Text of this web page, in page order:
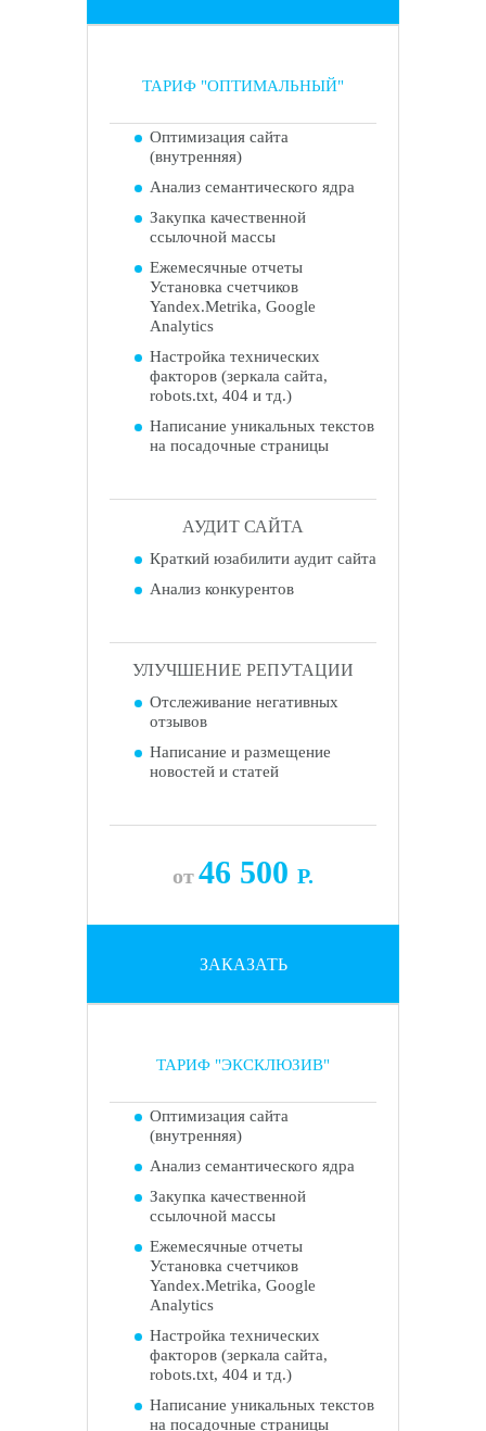
ТАРИФ "ОПТИМАЛЬНЫЙ"
Оптимизация сайта
(внутренняя)
Анализ семантического ядра
Закупка качественной
ссылочной массы
Ежемесячные отчеты
Установка счетчиков
Yandex.Metrika, Google
Analytics
Настройка технических
факторов (зеркала сайта,
robots.txt, 404 и тд.)
Написание уникальных текстов
на посадочные страницы
АУДИТ САЙТА
Краткий юзабилити аудит сайта
Анализ конкурентов
УЛУЧШЕНИЕ РЕПУТАЦИИ
Отслеживание негативных
отзывов
Написание и размещение
новостей и статей
от46 500 Р.
ЗАКАЗАТЬ
ТАРИФ "ЭКСКЛЮЗИВ"
Оптимизация сайта
(внутренняя)
Анализ семантического ядра
Закупка качественной
ссылочной массы
Ежемесячные отчеты
Установка счетчиков
Yandex.Metrika, Google
Analytics
Настройка технических
факторов (зеркала сайта,
robots.txt, 404 и тд.)
Написание уникальных текстов
на посадочные страницы